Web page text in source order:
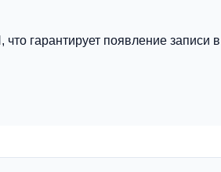
гарантирует появление записи